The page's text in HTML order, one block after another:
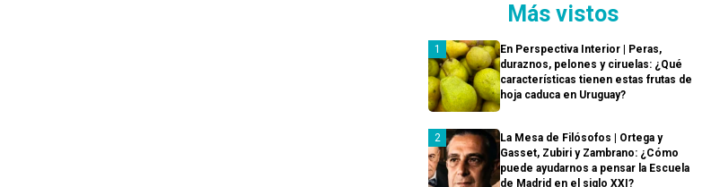
Más vistos
En Perspectiva Interior | Peras,
duraznos, pelones y ciruelas: ¿Qué
características tienen estas frutas de
hoja caduca en Uruguay?
La Mesa de Filósofos | Ortega y
Gasset, Zubiri y Zambrano: ¿Cómo
puede ayudarnos a pensar la Escuela
de Madrid en el siglo XXI?